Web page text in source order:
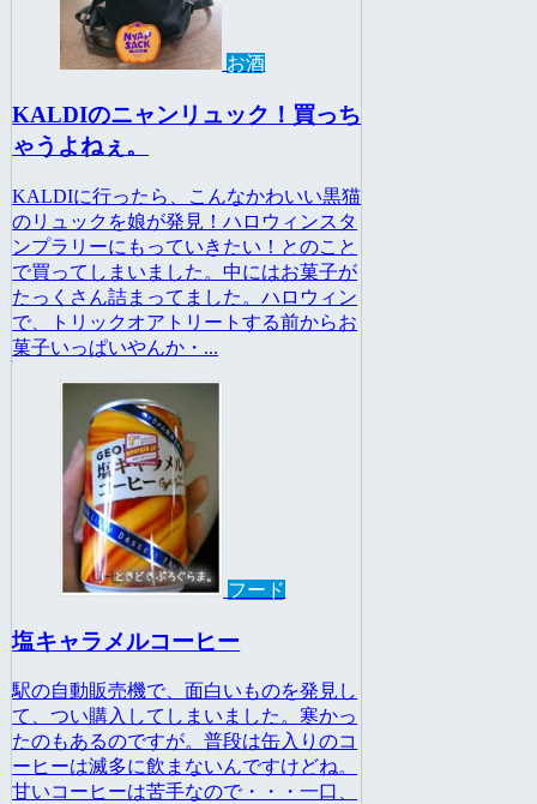
お酒
KALDIのニャンリュック！買っち
ゃうよねぇ。
KALDIに行ったら、こんなかわいい黒猫
のリュックを娘が発見！ハロウィンスタ
ンプラリーにもっていきたい！とのこと
で買ってしまいました。中にはお菓子が
たっくさん詰まってました。ハロウィン
で、トリックオアトリートする前からお
菓子いっぱいやんか・...
フード
塩キャラメルコーヒー
駅の自動販売機で、面白いものを発見し
て、つい購入してしまいました。寒かっ
たのもあるのですが。普段は缶入りのコ
ーヒーは滅多に飲まないんですけどね。
甘いコーヒーは苦手なので・・・一口、